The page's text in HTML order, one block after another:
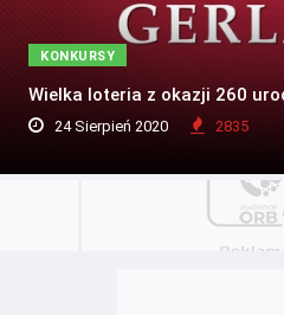
KONKURSY
Wielka loteria z okazji 260
24 Sierpień 2020 2835